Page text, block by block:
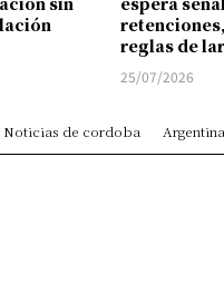
reglas de
25/07/2026
Noticias de cordoba Argentina